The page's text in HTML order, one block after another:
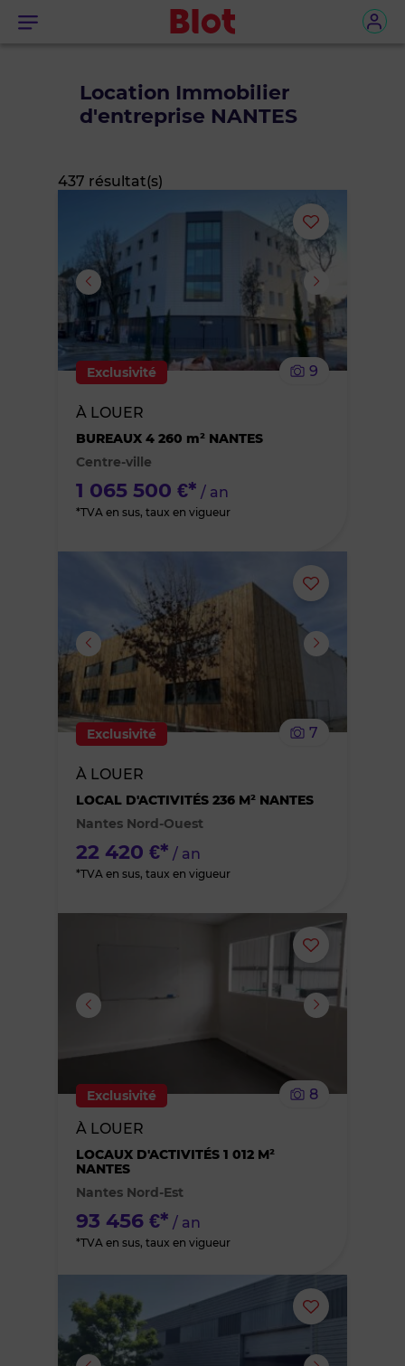
Menu
Location Immobilier
d'entreprise NANTES
437 résultat(s)
Ajouter
ou
supprimer
Exclusivité 9
À LOUER
BUREAUX 4 260 m² NANTES
Centre-ville
1 065 500 €* / an
*TVA en sus, taux en vigueur
Ajouter
ou
supprimer
Exclusivité 7
À LOUER
LOCAL D'ACTIVITÉS 236 M² NANTES
Nantes Nord-Ouest
22 420 €* / an
*TVA en sus, taux en vigueur
Ajouter
ou
Exclusivité
8
À LOUER
LOCAUX D'ACTIVITÉS 1 012 M²
NANTES
Nantes Nord-Est
93 456 €* / an
*TVA en sus, taux en vigueur
Ajouter
ou